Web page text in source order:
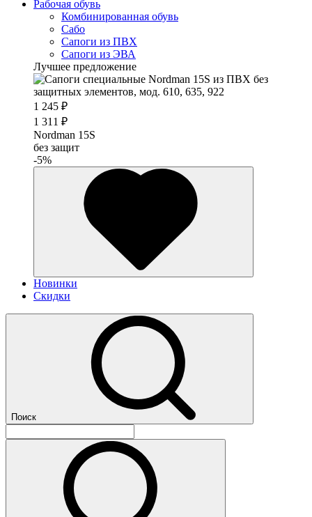
Рабочая обувь
Комбинированная обувь
Сабо
Сапоги из ПВХ
Сапоги из ЭВА
Лучшее предложение
1 245 ₽
1 311 ₽
Nordman 15S
без защит
-5%
Новинки
Скидки
Поиск